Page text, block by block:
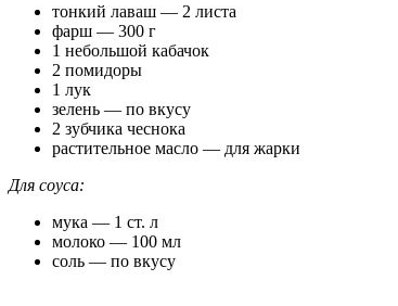
тонкий лаваш — 2 листа
фарш — 300 г
1 небольшой кабачок
2 помидоры
1 лук
зелень — по вкусу
2 зубчика чеснока
растительное масло — для жарки
Для соуса:
мука — 1 ст. л
молоко — 100 мл
соль — по вкусу